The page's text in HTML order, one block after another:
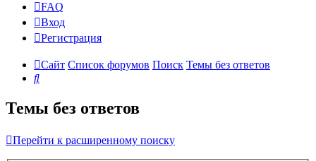
FAQ
Вход
Регистрация
Сайт Список форумов Поиск Темы без ответов
Поиск
Темы без ответов
Перейти к расширенному поиску